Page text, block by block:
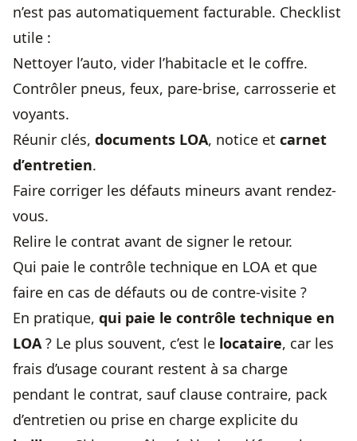
n’est pas automatiquement facturable. Checklist
utile :
Nettoyer l’auto, vider l’habitacle et le coffre.
Contrôler pneus, feux, pare-brise, carrosserie et
voyants.
Réunir clés, documents LOA, notice et carnet
d’entretien.
Faire corriger les défauts mineurs avant rendez-
vous.
Relire le contrat avant de signer le retour.
Qui paie le contrôle technique en LOA et que
faire en cas de défauts ou de contre-visite ?
En pratique, qui paie le contrôle technique en
LOA? Le plus souvent, c’est le locataire, car les
frais d’usage courant restent à sa charge
pendant le contrat, sauf clause contraire, pack
d’entretien ou prise en charge explicite du